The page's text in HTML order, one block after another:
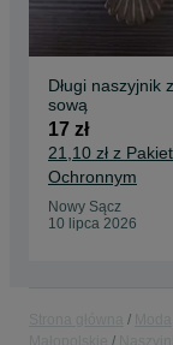
Długi naszyjnik z
sową
17 zł
21,10 zł z
Ochronnym
Nowy Sącz
10 lipca 2026